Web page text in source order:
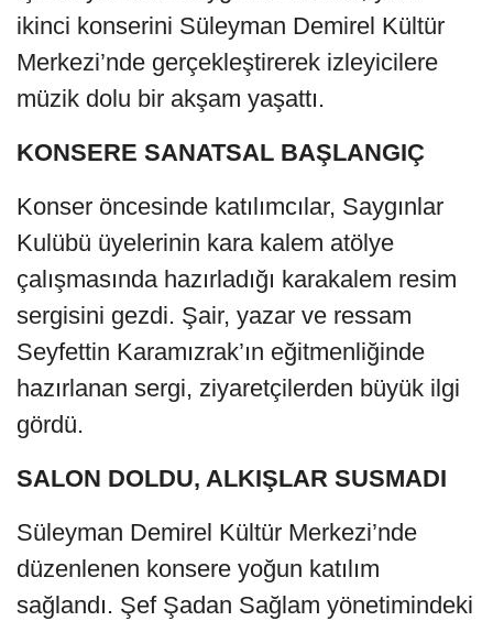
ikinci konserini Süleyman Demirel Kültür
Merkezi’nde gerçekleştirerek izleyicilere
müzik dolu bir akşam yaşattı.
KONSERE SANATSAL BAŞLANGIÇ
Konser öncesinde katılımcılar, Saygınlar
Kulübü üyelerinin kara kalem atölye
çalışmasında hazırladığı karakalem resim
sergisini gezdi. Şair, yazar ve ressam
Seyfettin Karamızrak’ın eğitmenliğinde
hazırlanan sergi, ziyaretçilerden büyük ilgi
gördü.
SALON DOLDU, ALKIŞLAR SUSMADI
Süleyman Demirel Kültür Merkezi’nde
düzenlenen konsere yoğun katılım
sağlandı. Şef Şadan Sağlam yönetimindeki